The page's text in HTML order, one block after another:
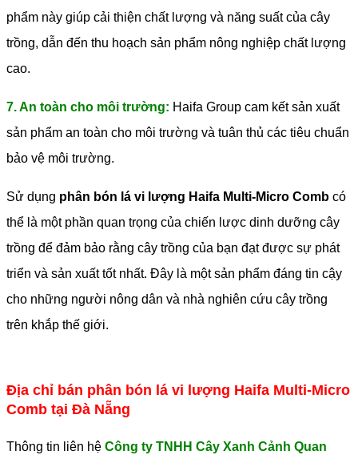
phẩm này giúp cải thiện chất lượng và năng suất của cây
trồng, dẫn đến thu hoạch sản phẩm nông nghiệp chất lượng
cao.
7. An toàn cho môi trường: Haifa Group cam kết sản xuất
sản phẩm an toàn cho môi trường và tuân thủ các tiêu chuẩn
bảo vệ môi trường.
Sử dụng phân bón lá vi lượng Haifa Multi-Micro Comb có
thể là một phần quan trọng của chiến lược dinh dưỡng cây
trồng để đảm bảo rằng cây trồng của bạn đạt được sự phát
triển và sản xuất tốt nhất. Đây là một sản phẩm đáng tin cậy
cho những người nông dân và nhà nghiên cứu cây trồng
trên khắp thế giới.
Địa chỉ bán phân bón lá vi lượng Haifa Multi-Micro
Comb tại Đà Nẵng
Thông tin liên hệ Công ty TNHH Cây Xanh Cảnh Quan